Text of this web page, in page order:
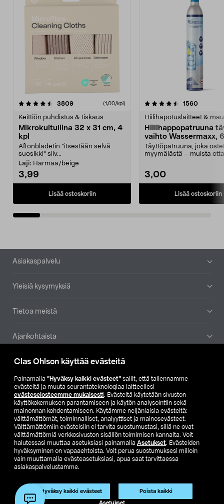
Clas Ohlson käyttää evästeitä
Painamalla ”Hyväksy kaikki evästeet” sallit, että tallennamme
evästeitä ja muuta seurantateknologiaa laitteellesi
evästeselosteemme mukaisesti. Evästeitä käytetään sivuston
käyttökokemuksen parantamiseen ja käytön analysointiin sekä
mainonnan kohdentamiseen. Käytämme neljänlaisia evästeitä:
välttämättömät, toiminnalliset, analyyttiset ja mainosevästeet.
Välttämättömiin evästeisiin ei tarvita suostumustasi, sillä ne ovat
välttämättömiä verkkosivuston sisällön toimimisen kannalta. Voit
halutessasi muuttaa asetuksiasi painamalla Asetukset. Evästeiden
hyväksyminen on vapaaehtoista. Voit perua suostumuksesi milloin
vain muuttamalla evästeasetuksiasi, apua saat tarvittaessa
asiakaspalvelustamme.
Hyväksy kaikki evästeet Poista kaikki
Asetukset
3809arvostelut (1,00/kpl)
Keittiön puhdistus & tiskaus
Mikrokuituliina 32 x 31 cm, 4
kpl
Aftonbladetin "itsestään selvä
suosikki" siiv...
Laji: Harmaa/beige
3,99
Lisää ostoskoriin
4.5viidestä
1560
Hiilihapotuslaitteet &
Hiilihappopatruuna
vaihto Wassermaxx,
Täyttöpatruuna, joka
myymälästä – muista
3,00
Lisää ostoskoriin
4.5viidestä
Alatunniste
Asiakaspalvelu
Yleisiä kysymyksiä
Tietoa meistä
Ajankohtaista
Muut yrityksemme
Etsi myymälä
SE NO FI
FI SV
Club Clas Ostoehdot
Tietosuojaseloste